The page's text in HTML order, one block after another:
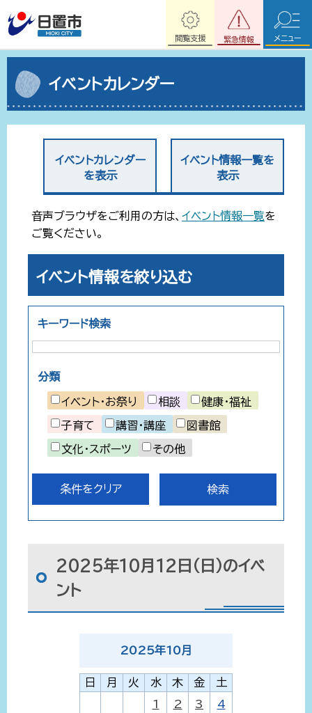
緊急情報
閲覧支援 メニュー
イベントカレンダー
イベントカレンダー
を表示
イベント情報一覧を
表示
音声ブラウザをご利用の方は、 イベント情報一覧を
ご覧ください。
イベント情報を絞り込む
キーワード検索
分類
イベント・お祭り 相談 健康・福祉
子育て 講習・講座 図書館
文化・スポーツ その他
条件をクリア
2025年10月12日（日）のイベ
ント
2025年10月
日 月 火 水 木 金
土
1
2 3 4